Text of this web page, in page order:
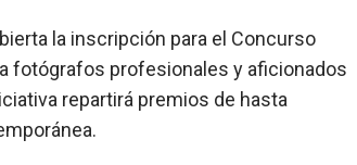
la inscripción para el Concurso
fotógrafos profesionales y aficionados
repartirá premios de hasta